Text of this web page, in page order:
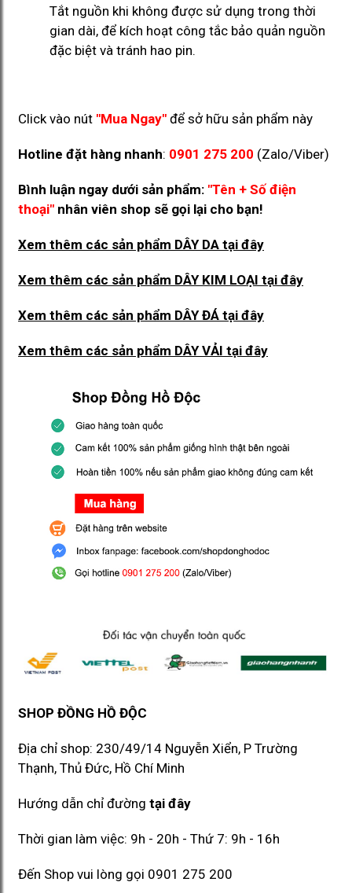
Tắt nguồn khi không được sử dụng trong thời
gian dài, để kích hoạt công tắc bảo quản nguồn
đặc biệt và tránh hao pin.
Click vào nút "Mua Ngay" để sở hữu sản phẩm này
Hotline đặt hàng nhanh: 0901 275 200 (Zalo/Viber)
Bình luận ngay dưới sản phẩm: "Tên + Số điện
thoại" nhân viên shop sẽ gọi lại cho bạn!
Xem thêm các sản phẩm DÂY DA tại đây
Xem thêm các sản phẩm DÂY KIM LOẠI tại đây
Xem thêm các sản phẩm DÂY ĐÁ tại đây
Xem thêm các sản phẩm DÂY VẢI tại đây
SHOP ĐỒNG HỒ ĐỘC
Địa chỉ shop: 230/49/14 Nguyễn Xiển, P Trường
Thạnh, Thủ Đức, Hồ Chí Minh​​
Hướng dẫn chỉ đường tại đây
Thời gian làm việc: 9h - 20h - Thứ 7: 9h - 16h
Đến Shop vui lòng gọi 0901 275 200